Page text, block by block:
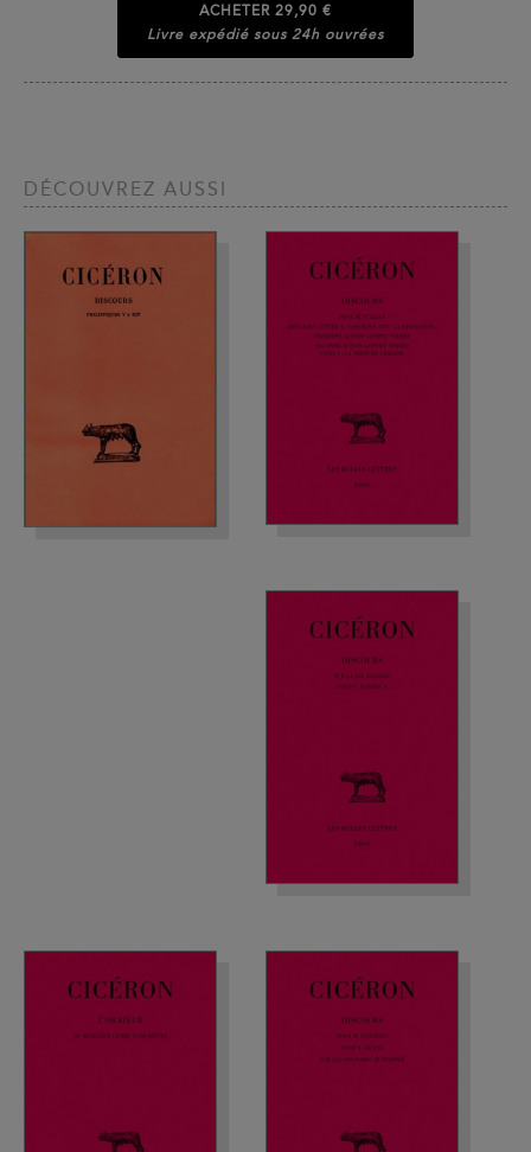
ACHETER 29,90 €
Livre expédié sous 24h ouvrées
DÉCOUVREZ AUSSI